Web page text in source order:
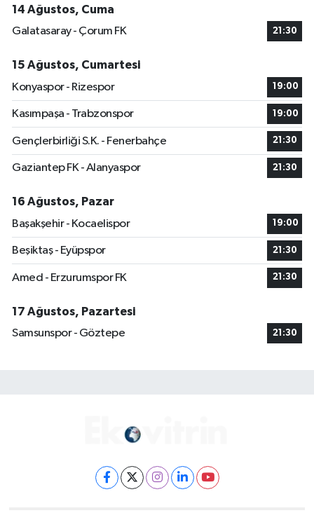
14 Ağustos, Cuma
Galatasaray - Çorum FK
21:30
15 Ağustos, Cumartesi
Konyaspor - Rizespor
19:00
Kasımpaşa - Trabzonspor 19:00
Gençlerbirliği S.K. - Fenerbahçe 21:30
Gaziantep FK - Alanyaspor 21:30
16 Ağustos, Pazar
Başakşehir - Kocaelispor
19:00
Beşiktaş - Eyüpspor 21:30
Amed - Erzurumspor FK 21:30
17 Ağustos, Pazartesi
Samsunspor - Göztepe
21:30